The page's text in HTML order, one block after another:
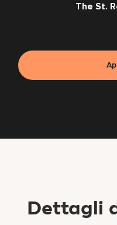
The St.
Dettagli